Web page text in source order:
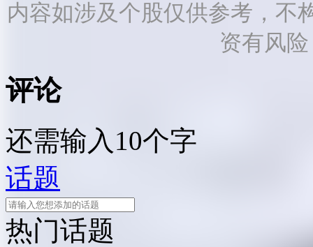
内容如涉及个股仅供参考，不
资有风
评论
还需输入10个字
话题
热门话题